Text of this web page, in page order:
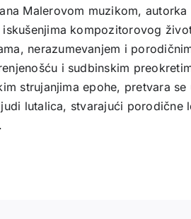
Malerovom muzikom,
kompozitorovog
nerazumevanjem i
i sudbinskim
strujanjima epohe, pretvara
lutalica, stvarajući porodične